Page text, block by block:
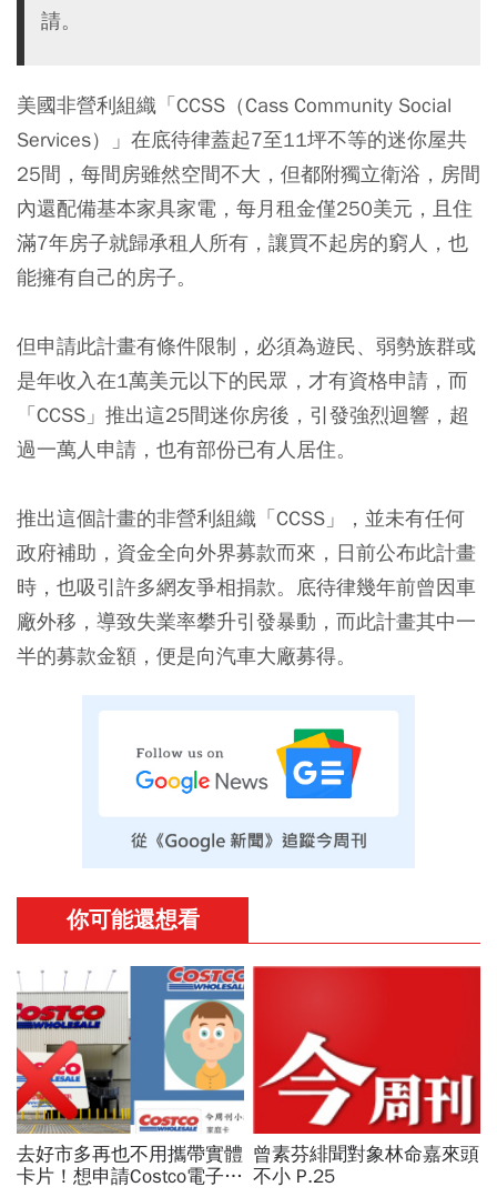
請。
美國非營利組織「CCSS（Cass Community Social
Services）」在底待律蓋起7至11坪不等的迷你屋共
25間，每間房雖然空間不大，但都附獨立衛浴，房間
內還配備基本家具家電，每月租金僅250美元，且住
滿7年房子就歸承租人所有，讓買不起房的窮人，也
能擁有自己的房子。
但申請此計畫有條件限制，必須為遊民、弱勢族群或
是年收入在1萬美元以下的民眾，才有資格申請，而
「CCSS」推出這25間迷你房後，引發強烈迴響，超
過一萬人申請，也有部份已有人居住。
推出這個計畫的非營利組織「CCSS」，並未有任何
政府補助，資金全向外界募款而來，日前公布此計畫
時，也吸引許多網友爭相捐款。底待律幾年前曾因車
廠外移，導致失業率攀升引發暴動，而此計畫其中一
半的募款金額，便是向汽車大廠募得。